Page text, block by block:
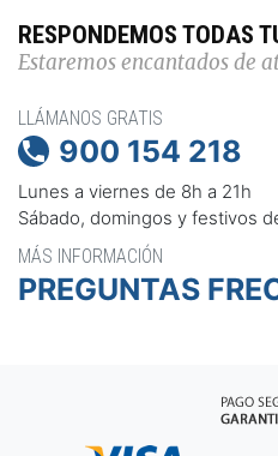
RESPONDEMOS TODAS
Estaremos encantados de
LLÁMANOS GRATIS
 900 154 218
Lunes a viernes de 8h a 21h
Sábado, domingos y festivos
MÁS INFORMACIÓN
PREGUNTAS